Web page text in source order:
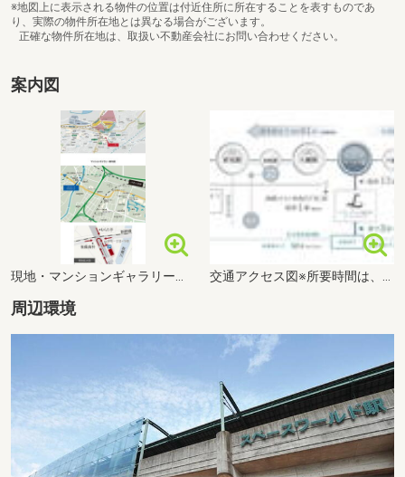
※地図上に表示される物件の位置は付近住所に所在することを表すものであ
り、実際の物件所在地とは異なる場合がございます。
正確な物件所在地は、取扱い不動産会社にお問い合わせください。
案内図
現地・マンションギャラリー案内図 交通アクセス図※所要時間は、日中平時のもので、時間帯により多少異なります。なお、ラッシュ時にはさらに時間を要する場合があります。※車による所要時間表示は時速40km・都市高速道路走行時は時速60km・九州自動車道走行時は時速80kmで算出しております。尚、この所要時間はあくまで公的基準に沿った参考時間を示したもので、信号の待ち時間等は含まれておりません。
周辺環境